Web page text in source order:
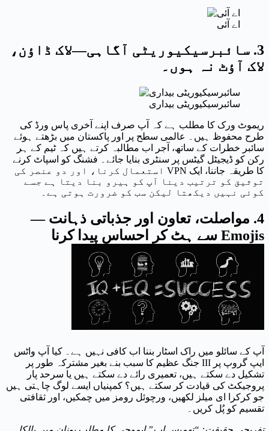
اے آئی
3. سائبرسیکیوریٹی آگاہی—لاک ڈاؤن،
لاک آؤٹ نہ ہوں۔
سائبرسیکیوریٹی بیداری
ریموٹ ورک کا مطلب ہے کہ آپ صرف اپنے آخری پاس ورڈ کی
طرح محفوظ ہیں۔ عالمی سطح پر اور پاکستان میں بڑھتے ہوئے
سائبر خطرات کے ساتھ، آجر اب مطالبہ کرتے ہیں کہ ٹیم کے ہر
رکن کو ڈیجیٹل گیٹس پر سنٹری بنایا جائے۔ فشنگ کو اسپاٹ کرنے
کا طریقہ جاننا، ایک VPN استعمال کرنا، اور دو عنصر کی
توثیق کو ترتیب دینا آپ کو ہیرو بنا دیتا ہے جسے
کوئی نہیں دیکھتا لیکن سب کو ضرورت ہوتی ہے۔
4. مواصلت، تعاون اور جذباتی ذہانت —
Emojis سے ہٹ کر احساس پیدا کرنا
آپ کے سائلو میں راک اسٹار بننا اب کافی نہیں ہے۔ کیا آپ واٹس
ایپ گروپ پر III جنگ عظیم کا سبب بنے بغیر مشترکہ طور پر
تشکیل دے سکتے ہیں، تعمیری رائے دے سکتے ہیں یا سرحد پار
پروجیکٹ کی قیادت کر سکتے ہیں؟ کمپنیاں ایسے لوگ چاہتی ہیں
جو کرکرا ای میلز لکھیں، ورچوئل رومز میں چمکیں، اور ثقافتی
تقسیم کو پُل کریں۔